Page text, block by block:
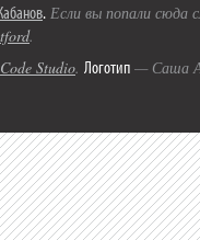
. Если вы попали сюда
.
Code Studio. Логотип — Саша